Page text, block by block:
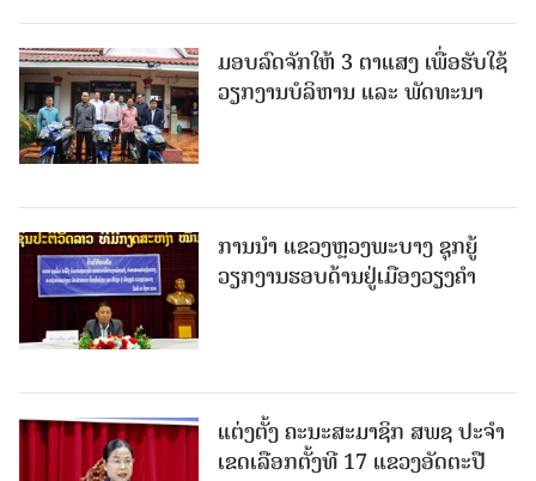
ມອບລົດຈັກໃຫ້ 3 ຕາແສງ ເພື່ອຮັບໃຊ້
ວຽກງານບໍລິຫານ ແລະ ພັດທະນາ
ການນຳ ແຂວງຫຼວງພະບາງ ຊຸກຍູ້
ວຽກງານຮອບດ້ານຢູ່ເມືອງວຽງຄໍາ
ແຕ່ງຕັ້ງ ຄະນະສະມາຊິກ ສພຊ ປະຈຳ
ເຂດເລືອກຕັ້ງທີ 17 ແຂວງອັດຕະປື